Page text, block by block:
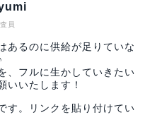
員
あるのに供給が足りていな
、フルに生かしていきたい
いいたします！
す。リンクを貼り付けてい